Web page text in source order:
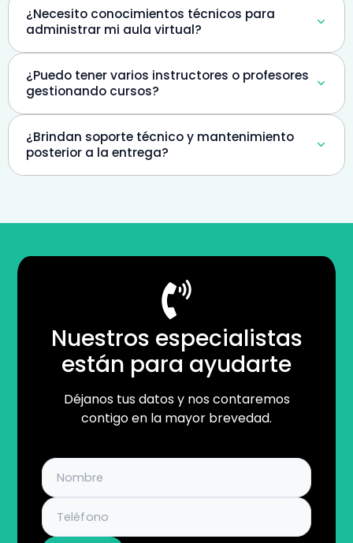
¿Necesito conocimientos técnicos para
administrar mi aula virtual?
¿Puedo tener varios instructores o profesores
gestionando cursos?
¿Brindan soporte técnico y mantenimiento
posterior a la entrega?
Nuestros especialistas
están para ayudarte
Déjanos tus datos y nos contaremos
contigo en la mayor brevedad.